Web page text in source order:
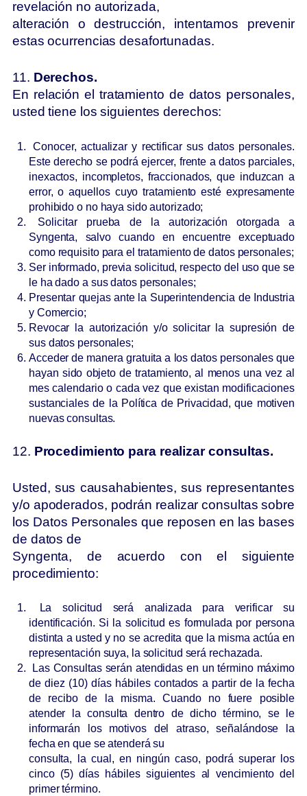
revelación no autorizada,
alteración o destrucción, intentamos prevenir
estas ocurrencias desafortunadas.
11. Derechos.
En relación el tratamiento de datos personales,
usted tiene los siguientes derechos:
Conocer, actualizar y rectificar sus datos personales.
Este derecho se podrá ejercer, frente a datos parciales,
inexactos, incompletos, fraccionados, que induzcan a
error, o aquellos cuyo tratamiento esté expresamente
prohibido o no haya sido autorizado;
Solicitar prueba de la autorización otorgada a
Syngenta, salvo cuando enencuentre exceptuado
como requisito para el tratamiento de datos personales;
Ser informado, previa solicitud, respecto del uso que se
le ha dado a susdatos personales;
Presentar quejas ante la Superintendencia de Industria
y Comercio;
Revocar la autorización y/o solicitar la supresión de
sus datos personales;
Acceder de manera gratuita a los datos personales que
hayan sido objetode tratamiento, al menos una vez al
mes calendario o cada vez que existan modificaciones
sustanciales de la Política de Privacidad, que motiven
nuevas consultas.
12. Procedimiento para realizar consultas.
Usted, sus causahabientes, sus representantes
y/o apoderados, podrán realizar consultas sobre
los Datos Personales que reposen en las bases
de datos de
Syngenta, de acuerdo con el siguiente
procedimiento:
La solicitud será analizada para verificar su
identificación. Si la solicitud es formulada por persona
distinta a usted y no se acredita que la misma actúa en
representación suya, la solicitud será rechazada.
Las Consultas serán atendidas en un término máximo
de diez (10) días hábiles contados a partir de la fecha
de recibo de la misma. Cuando no fuere posible
atender la consulta dentro de dicho término, se le
informarán los motivos del atraso, señalándose la
fecha en que se atenderá su
consulta, la cual, en ningún caso, podrá superar los
cinco (5) días hábiles siguientes al vencimiento del
primer término.